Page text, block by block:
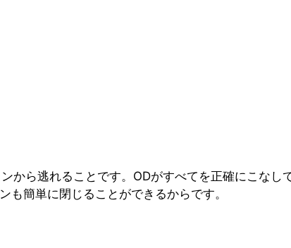
から逃れることです。ODがすべてを正確にこなし
簡単に閉じることができるからです。